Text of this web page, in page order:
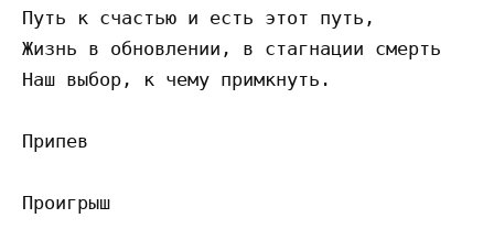
Путь к счастью и есть этот путь,
Жизнь в обновлении, в стагнации смерть
Наш выбор, к чему примкнуть.
Припев